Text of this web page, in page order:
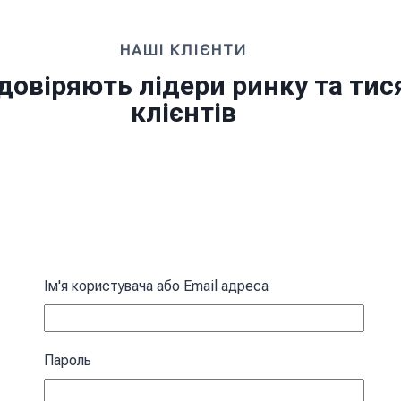
НАШІ КЛІЄНТИ
лідери ринку та
клієнтів
Ім'я користувача або Email адреса
Пароль